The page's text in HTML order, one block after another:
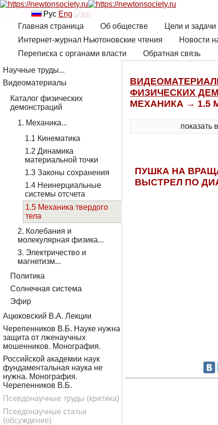
Рус Eng
Главная страница
Об обществе
Цели и
Интернет-журнал Ньютоновские чтения
Новости
Переписка с органами власти
Обратная связь
ФИЗИЧЕСКИХ
МЕХАНИКА → 1.5
показать
ПУШКА НА
ВЫСТРЕЛ ПО
Научные труды...
Видеоматериалы
Каталог физических
демонстраций
1. Механика...
1.1 Кинематика
1.2 Динамика
материальной точки
1.3 Законы сохранения
1.4 Неинерциальные
системы отсчета
1.5 Механика твердого
тела
2. Колебания и
молекулярная физика...
3. Электричество и
магнетизм...
Политика
Солнечная система
Эфир
Ацюковский В.А. Лекции
Черепенников В.Б. Науке нужна
защита от лженаучных
мошенников. Монография.
Российской академии наук
фундаментальная наука не
нужна. Монография.
Черепенников В.Б.
Псевдонаучные труды (критика)
Псевдонаучные статьи
(обсуждение)